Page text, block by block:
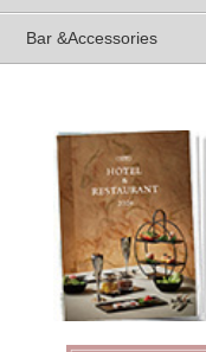
Bar &Accessories